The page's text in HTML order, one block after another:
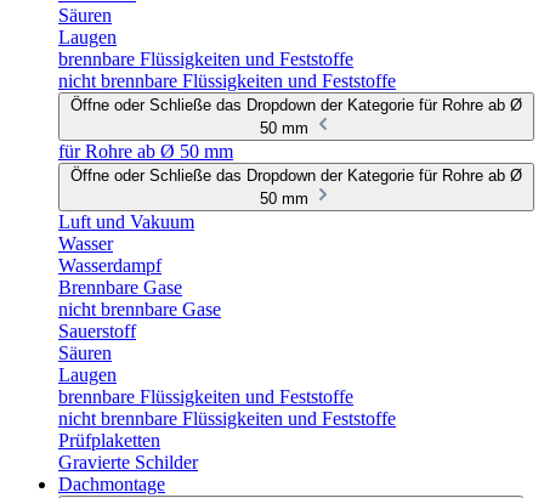
Säuren
Laugen
brennbare Flüssigkeiten und Feststoffe
nicht brennbare Flüssigkeiten und Feststoffe
Öffne oder Schließe das Dropdown der Kategorie für Rohre ab Ø
50 mm
für Rohre ab Ø 50 mm
Öffne oder Schließe das Dropdown der Kategorie für Rohre ab Ø
50 mm
Luft und Vakuum
Wasser
Wasserdampf
Brennbare Gase
nicht brennbare Gase
Sauerstoff
Säuren
Laugen
brennbare Flüssigkeiten und Feststoffe
nicht brennbare Flüssigkeiten und Feststoffe
Prüfplaketten
Gravierte Schilder
Dachmontage